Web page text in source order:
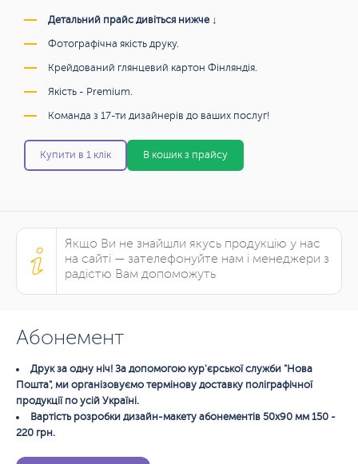
Детальний прайс дивіться нижче ↓
Фотографічна якість друку.
Крейдований глянцевий картон Фінляндія.
Якість - Premium.
Команда з 17-ти дизайнерів до ваших послуг!
Купити в 1 клік В кошик з прайсу
Якщо Ви не знайшли якусь продукцію у нас
на сайті — зателефонуйте нам і менеджери з
радістю Вам допоможуть
Абонемент
Друк за одну ніч! За допомогою кур'єрської служби "Нова
Пошта", ми організовуємо термінову доставку поліграфічної
продукції по усій Україні.
Вартість розробки дизайн-макету абонементів 50х90 мм 150 -
220 грн.